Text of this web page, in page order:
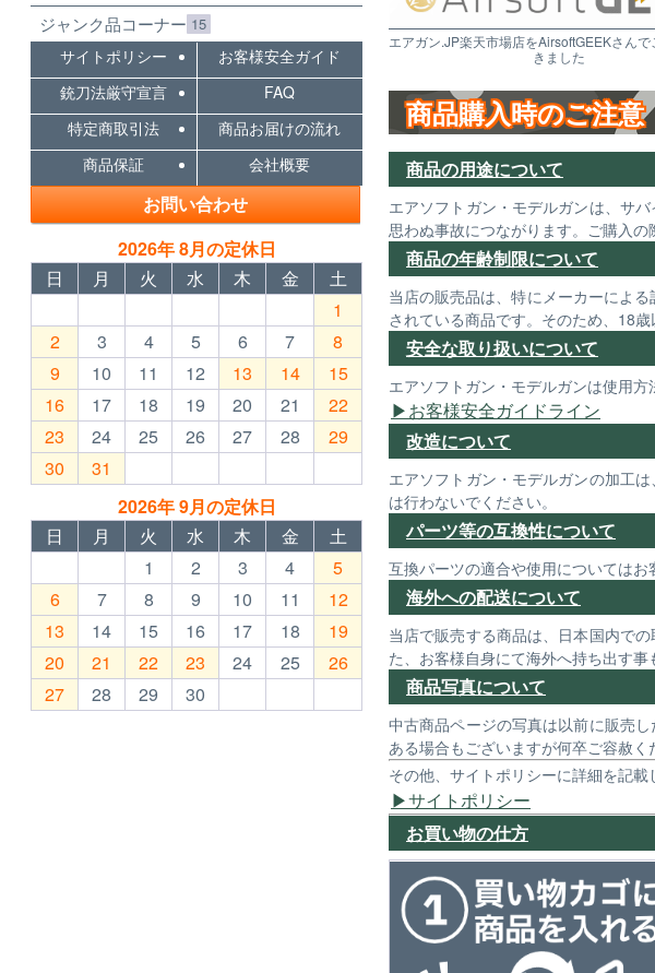
エアガン.JP楽天市場店をAirsoftGEEKさん
きました
商品購入時のご注意
商品の用途について
エアソフトガン・モデルガンは、サ
思わぬ事故につながります。ご購入の
商品の年齢制限について
当店の販売品は、特にメーカーによ
されている商品です。そのため、18
安全な取り扱いについて
エアソフトガン・モデルガンは使用
お客様安全ガイドライン
改造について
エアソフトガン・モデルガンの加工
は行わないでください。
パーツ等の互換性について
互換パーツの適合や使用については
海外への配送について
当店で販売する商品は、日本国内で
た、お客様自身にて海外へ持ち出す事
商品写真について
中古商品ページの写真は以前に販売
ある場合もございますが何卒ご容赦く
その他、サイトポリシーに詳細を記載
サイトポリシー
お買い物の仕方
ジャンク品コーナー 15
サイトポリシー
お客様安全ガイド
銃刀法厳守宣言
FAQ
特定商取引法
商品お届けの流れ
商品保証
会社概要
お問い合わせ
2026年 8月の定休日
日
月 火 水 木 金
土
1
2
3 4 5 6 7
8
9
10 11 12 13 14
15
16
17 18 19 20 21
22
23
24 25 26 27 28
29
30
31
2026年 9月の定休日
日
月 火 水 木 金
土
1
2 3 4
5
6
7 8 9 10 11
12
13
14 15 16 17 18
19
20
21 22 23 24 25
26
27
28 29 30